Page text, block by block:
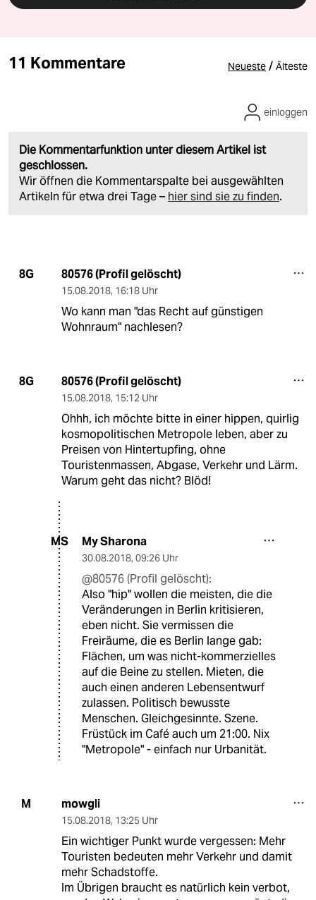
11 Kommentare Neueste / Älteste
Die Kommentarfunktion unter diesem Artikel ist
geschlossen.
Wir öffnen die Kommentarspalte bei ausgewählten
Artikeln für etwa drei Tage – hier sind sie zu finden.
einloggen
8G 80576 (Profil gelöscht)
15.08.2018, 16:18 Uhr
Wo kann man "das Recht auf günstigen
Wohnraum" nachlesen?
8G 80576 (Profil gelöscht)
15.08.2018, 15:12 Uhr
Ohhh, ich möchte bitte in einer hippen, quirlig
kosmopolitischen Metropole leben, aber zu
Preisen von Hintertupfing, ohne
Touristenmassen, Abgase, Verkehr und Lärm.
Warum geht das nicht? Blöd!
MS My Sharona
30.08.2018, 09:26 Uhr
@80576 (Profil gelöscht):
Also "hip" wollen die meisten, die die
Veränderungen in Berlin kritisieren,
eben nicht. Sie vermissen die
Freiräume, die es Berlin lange gab:
Flächen, um was nicht-kommerzielles
auf die Beine zu stellen. Mieten, die
auch einen anderen Lebensentwurf
zulassen. Politisch bewusste
Menschen. Gleichgesinnte. Szene.
Früstück im Café auch um 21:00. Nix
"Metropole" - einfach nur Urbanität.
M mowgli
15.08.2018, 13:25 Uhr
Ein wichtiger Punkt wurde vergessen: Mehr
Touristen bedeuten mehr Verkehr und damit
mehr Schadstoffe.
Im Übrigen braucht es natürlich kein verbot,